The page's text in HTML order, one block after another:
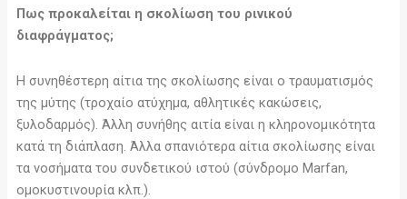
Πως προκαλείται η σκολίωση του ρινικού
διαφράγματος;
Η συνηθέστερη αίτια της σκολίωσης είναι ο τραυματισμός
της μύτης (τροχαίο ατύχημα, αθλητικές κακώσεις,
ξυλοδαρμός). Άλλη συνήθης αιτία είναι η κληρονομικότητα
κατά τη διάπλαση. Άλλα σπανιότερα αίτια σκολίωσης είναι
τα νοσήματα του συνδετικού ιστού (σύνδρομο Marfan,
ομοκυστινουρία κλπ.).